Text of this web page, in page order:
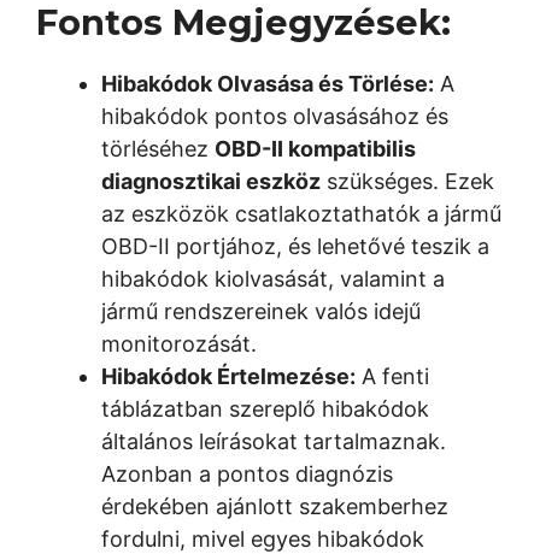
Fontos Megjegyzések:
Hibakódok Olvasása és Törlése: A
hibakódok pontos olvasásához és
törléséhez OBD-II kompatibilis
diagnosztikai eszköz szükséges. Ezek
az eszközök csatlakoztathatók a jármű
OBD-II portjához, és lehetővé teszik a
hibakódok kiolvasását, valamint a
jármű rendszereinek valós idejű
monitorozását.
Hibakódok Értelmezése: A fenti
táblázatban szereplő hibakódok
általános leírásokat tartalmaznak.
Azonban a pontos diagnózis
érdekében ajánlott szakemberhez
fordulni, mivel egyes hibakódok